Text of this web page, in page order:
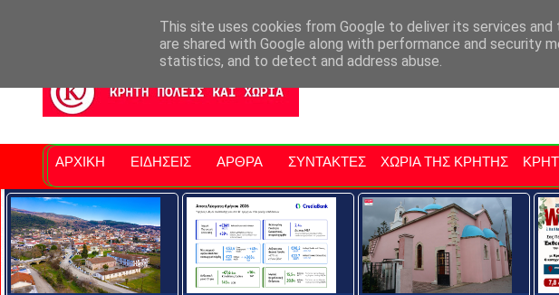
Νομός Λασιθίου Αγαπάμε Ρέθυμνο Επαρχία Μαλεβιζίου
ΑΡΧΙΚΗ ΕΙΔΗΣΕΙΣ ΑΡΘΡΑ ΣΥΝΤΑΚΤΕΣ ΧΩΡΙΑ ΤΗΣ ΚΡΗΤΗΣ
This site uses cookies from Google to deliver its services
are shared with Google along with performance and security
statistics, and to detect and address abuse.